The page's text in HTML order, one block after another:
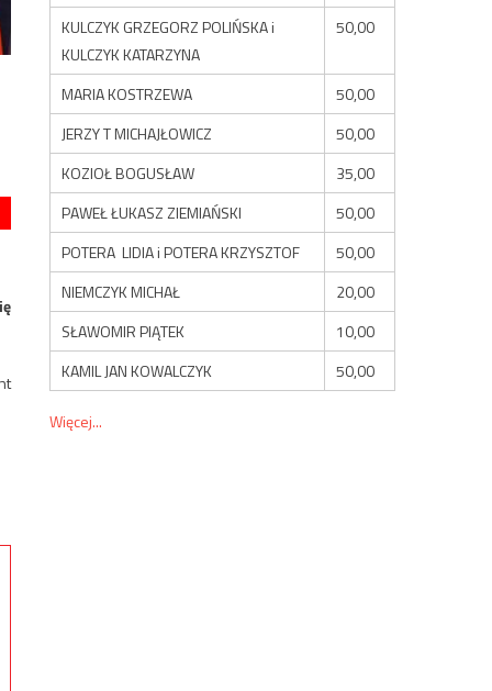
KULCZYK GRZEGORZ POLIŃSKA i
KULCZYK KATARZYNA
50,00
MARIA KOSTRZEWA
50,00
JERZY T MICHAJŁOWICZ
50,00
KOZIOŁ BOGUSŁAW
35,00
PAWEŁ ŁUKASZ ZIEMIAŃSKI
50,00
POTERA LIDIA i POTERA KRZYSZTOF
50,00
NIEMCZYK MICHAŁ
20,00
SŁAWOMIR PIĄTEK
10,00
KAMIL JAN KOWALCZYK
50,00
Więcej...